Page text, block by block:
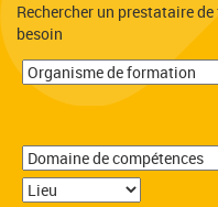
Rechercher un prestataire
besoin